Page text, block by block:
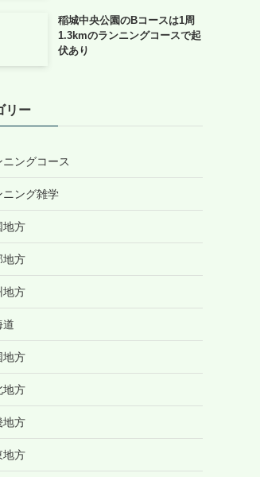
稲城中央公園のBコースは1周
1.3kmのランニングコースで起
伏あり
リー
ニングコース
ニング雑学
地方
地方
地方
道
地方
地方
地方
地方